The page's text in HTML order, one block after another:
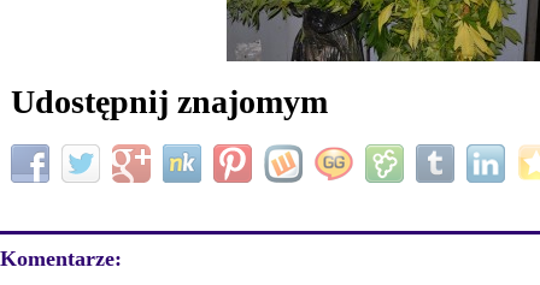
Udostępnij znajomym
Komentarze: